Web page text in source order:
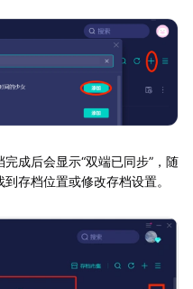
成后会显示“双端已同步”，随
存档位置或修改存档设置。